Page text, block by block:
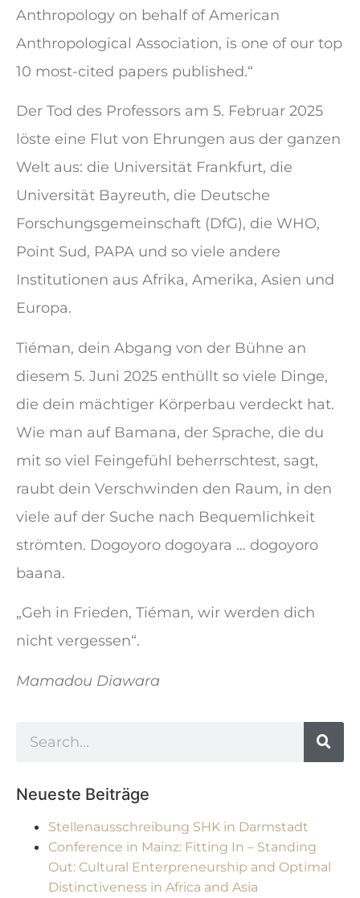
Anthropology on behalf of American
Anthropological Association, is one of our top
10 most-cited papers published.“
Der Tod des Professors am 5. Februar 2025
löste eine Flut von Ehrungen aus der ganzen
Welt aus: die Universität Frankfurt, die
Universität Bayreuth, die Deutsche
Forschungsgemeinschaft (DfG), die WHO,
Point Sud, PAPA und so viele andere
Institutionen aus Afrika, Amerika, Asien und
Europa.
Tiéman, dein Abgang von der Bühne an
diesem 5. Juni 2025 enthüllt so viele Dinge,
die dein mächtiger Körperbau verdeckt hat.
Wie man auf Bamana, der Sprache, die du
mit so viel Feingefühl beherrschtest, sagt,
raubt dein Verschwinden den Raum, in den
viele auf der Suche nach Bequemlichkeit
strömten. Dogoyoro dogoyara … dogoyoro
baana.
„Geh in Frieden, Tiéman, wir werden dich
nicht vergessen“.
Mamadou Diawara
Neueste Beiträge
Stellenausschreibung SHK in Darmstadt
Conference in Mainz: Fitting In – Standing
Out: Cultural Enterpreneurship and Optimal
Distinctiveness in Africa and Asia